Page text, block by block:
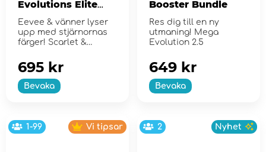
Evolutions Elite
Trainer Box
Eevee & vänner lyser
upp med stjärnornas
färger! Scarlet &
Bevaka
695 kr
Booster Bundle
Res dig till en ny
utmaning! Mega
Evolution 2.5
Bevaka
649 kr
1-99 Vi tipsar 2 Nyhet